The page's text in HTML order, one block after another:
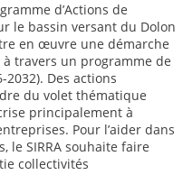
d’Actions de
le bassin versant du Dolon
en œuvre une démarche
travers un programme de
Des actions
du volet thématique
principalement à
Pour l’aider dans
le SIRRA souhaite faire
collectivités